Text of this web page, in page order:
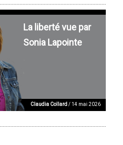
La liberté vue par
Sonia Lapointe
Claudia Collard/ 14 mai 2026